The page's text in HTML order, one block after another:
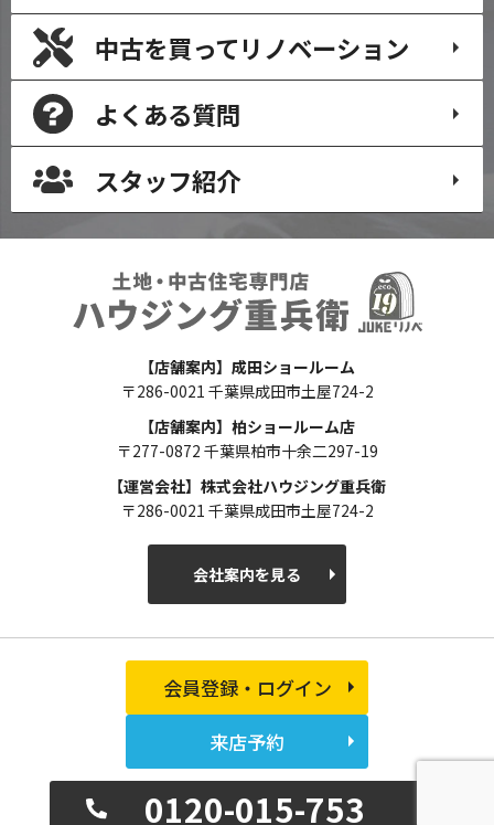
中古を買ってリノベーション
よくある質問
スタッフ紹介
【店舗案内】成田ショールーム
〒286-0021 千葉県成田市土屋724-2
【店舗案内】柏ショールーム店
〒277-0872 千葉県柏市十余二297-19
【運営会社】株式会社ハウジング重兵衛
〒286-0021 千葉県成田市土屋724-2
会社案内を見る
会員登録・ログイン
来店予約
0120-015-753